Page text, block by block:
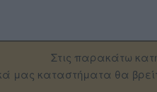
Στις παρακάτω
μας καταστήματα θα